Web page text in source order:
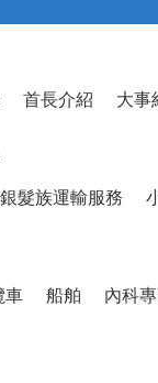
首長介紹 大事
銀髮族運輸服務
車 船舶 內科